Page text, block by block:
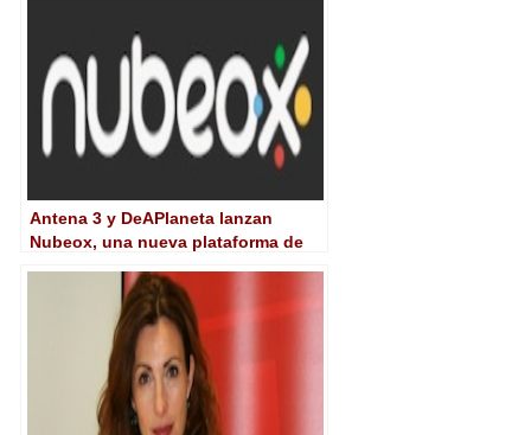
Antena 3 y DeAPlaneta lanzan
Nubeox, una nueva plataforma de